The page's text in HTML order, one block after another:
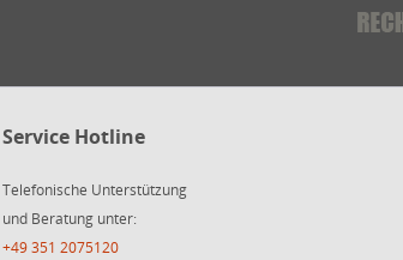
Service Hotline
Telefonische Unterstützung
und Beratung unter:
+49 351 2075120